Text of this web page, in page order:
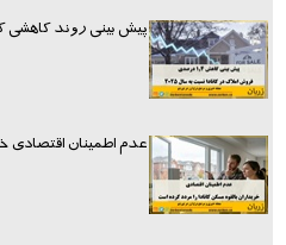
پیش بینی روند
عدم اطمینان اقتصادی